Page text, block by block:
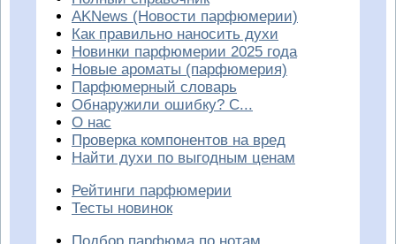
AKNews (Новости парфюмерии)
Как правильно наносить духи
Новинки парфюмерии 2025 года
Новые ароматы (парфюмерия)
Парфюмерный словарь
Обнаружили ошибку? С...
О нас
Проверка компонентов на вред
Найти духи по выгодным ценам
Рейтинги парфюмерии
Тесты новинок